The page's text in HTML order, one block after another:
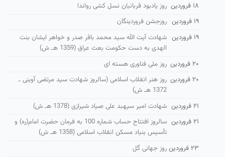
۱۸ فروردین
روز یادبود قربانیان نسل کشی رواندا
۱۹ فروردین
روزجشن فروردینگان
۱۹ فروردین
شهادت آیت الله سید محمد باقر صدر و خواهر ایشان بنت
الهدی به دست حكومت بعث عراق (1359 هـ ش)
۲۰ فروردین
روز ملی فناوری هسته ای
۲۰ فروردین
روز هنر انقلاب اسلامی (سالروز شهادت سید مرتضی آوینی ـ
1372 هـ ش)
۲۱ فروردین
شهادت امیر سپهبد علی صیاد شیرازی (1378 هـ ش)
۲۱ فروردین
سالروز افتتاح حساب شماره 100 به فرمان حضرت امام(ره) و
تأسیس بنیاد مسكن انقلاب اسلامی (1358 هـ ش)
۲۳ فروردین
روز جهانی گل